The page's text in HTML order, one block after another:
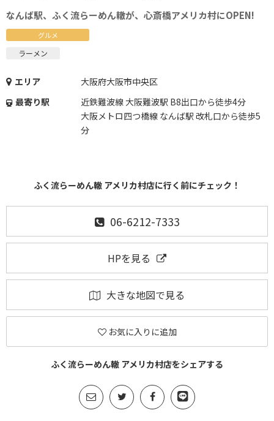
なんば駅、ふく流らーめん轍が、心斎橋アメリカ村にOPEN!
グルメ
ラーメン
エリア
大阪府大阪市中央区
最寄り駅
近鉄難波線 大阪難波駅 B8出口から徒歩4分
大阪メトロ四つ橋線 なんば駅 改札口から徒歩5
分
ふく流らーめん轍 アメリカ村店に行く前にチェック！
06-6212-7333
HPを見る
大きな地図で見る
お気に入りに追加
ふく流らーめん轍 アメリカ村店をシェアする